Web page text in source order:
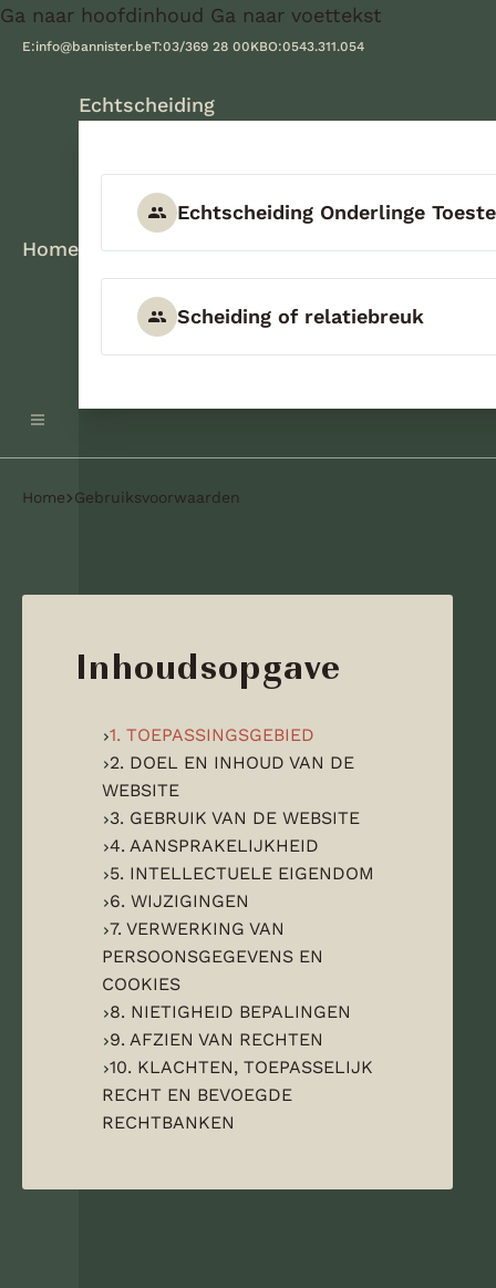
Ga naar hoofdinhoud Ga naar voettekst
E:info@bannister.beT:03/369 28 00KBO:0543.311.054
Home
Echtscheiding
Echtscheiding Onderlinge
Scheiding of relatiebreuk
Home Gebruiksvoorwaarden
Inhoudsopgave
1. TOEPASSINGSGEBIED
2. DOEL EN INHOUD VAN DE
WEBSITE
3. GEBRUIK VAN DE WEBSITE
4. AANSPRAKELIJKHEID
5. INTELLECTUELE EIGENDOM
6. WIJZIGINGEN
7. VERWERKING VAN
PERSOONSGEGEVENS EN
COOKIES
8. NIETIGHEID BEPALINGEN
9. AFZIEN VAN RECHTEN
10. KLACHTEN, TOEPASSELIJK
RECHT EN BEVOEGDE
RECHTBANKEN